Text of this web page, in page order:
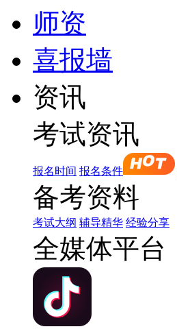
师资
喜报墙
资讯
考试资讯
报名时间 报名条件
备考资料
考试大纲 辅导精华 经验分享
全媒体平台